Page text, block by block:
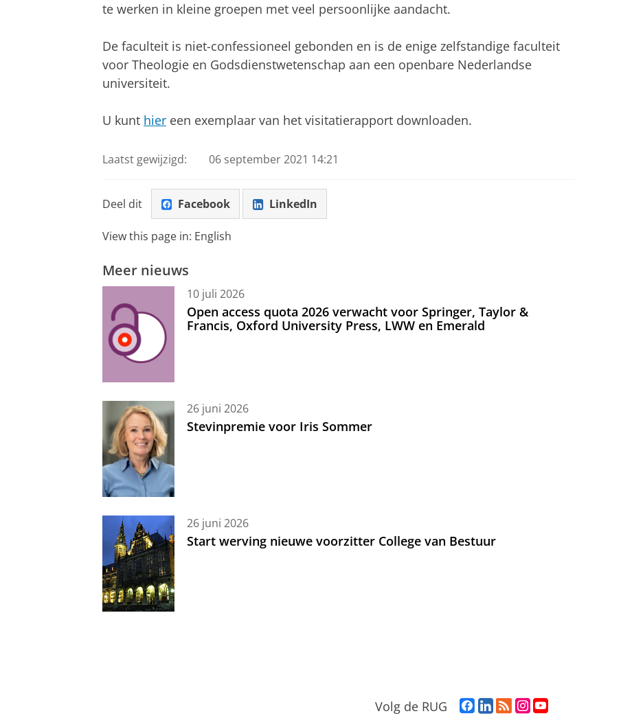
te werken in kleine groepen met veel persoonlijke aandacht.
De faculteit is niet-confessioneel gebonden en is de enige zelfstandige faculteit
voor Theologie en Godsdienstwetenschap aan een openbare Nederlandse
universiteit.
U kunt hier een exemplaar van het visitatierapport downloaden.
Laatst gewijzigd: 06 september 2021 14:21
Deel dit Facebook LinkedIn
View this page in: English
Meer nieuws
10 juli 2026
Open access quota 2026 verwacht voor Springer, Taylor &
Francis, Oxford University Press, LWW en Emerald
26 juni 2026
Stevinpremie voor Iris Sommer
26 juni 2026
Start werving nieuwe voorzitter College van Bestuur
Volg de RUG
F
L
R
I